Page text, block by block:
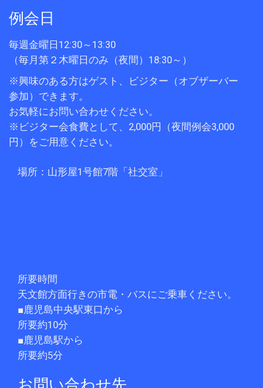
例会日
毎週金曜日12:30～13:30
（毎月第２木曜日のみ（夜間）18:30～）
※興味のある方はゲスト、ビジター（オブザーバー
参加）できます。
お気軽にお問い合わせください。
※ビジター会食費として、2,000円（夜間例会3,000
円）をご用意ください。
場所：山形屋1号館7階「社交室」
所要時間
天文館方面行きの市電・バスにご乗車ください。
■鹿児島中央駅東口から
所要約10分
■鹿児島駅から
所要約5分